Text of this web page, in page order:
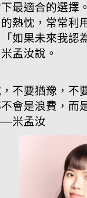
最適合的選擇
熱忱，常常利
如果未來我認
孟汝說。
，不要猶豫，
會是浪費，而
米孟汝